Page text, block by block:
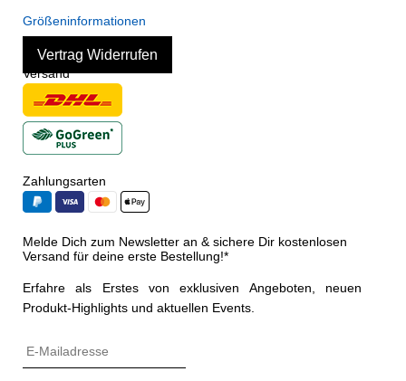
Größeninformationen
Vertrag Widerrufen
Versand
Zahlungsarten
Melde Dich zum Newsletter an & sichere Dir kostenlosen
Versand für deine erste Bestellung!*
Erfahre als Erstes von exklusiven Angeboten, neuen
Produkt-Highlights und aktuellen Events.